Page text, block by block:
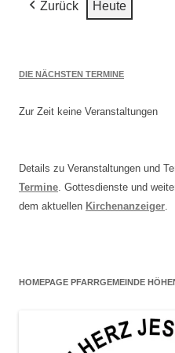
2026
Zurück Heute
DIE NÄCHSTEN TERMINE
Zur Zeit keine Veranstaltungen
Details zu Veranstaltungen und
Termine. Gottesdienste und
dem aktuellen Kirchenanzeiger.
HOMEPAGE PFARRGEMEINDE